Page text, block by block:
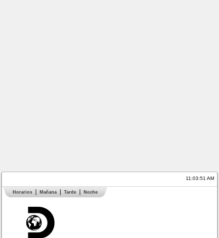
11:03:51 AM
Horarios Mañana Tarde Noche